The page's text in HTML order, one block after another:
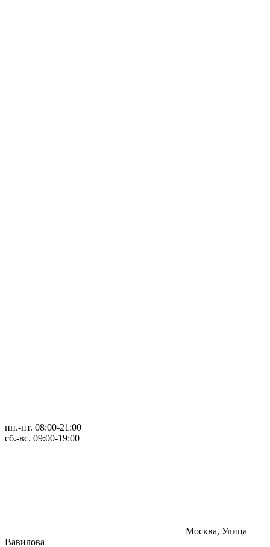
пн.-пт. 08:00-21:00
сб.-вс. 09:00-19:00
Москва, Улица
Вавилова